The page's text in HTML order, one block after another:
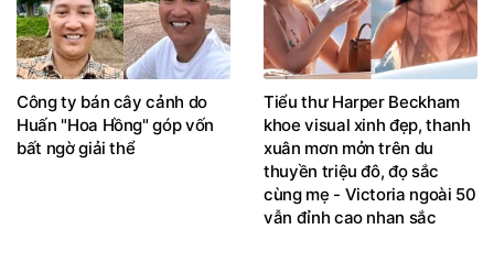
Công ty bán cây cảnh do
Huấn "Hoa Hồng" góp vốn
bất ngờ giải thể
Tiểu thư Harper Beckham
khoe visual xinh đẹp, thanh
xuân mơn mởn trên du
thuyền triệu đô, đọ sắc
cùng mẹ - Victoria ngoài 50
vẫn đỉnh cao nhan sắc